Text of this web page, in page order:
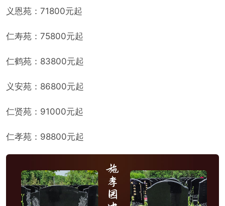
义恩苑：71800元起
仁寿苑：75800元起
仁鹤苑：83800元起
义安苑：86800元起
仁贤苑：91000元起
仁孝苑：98800元起